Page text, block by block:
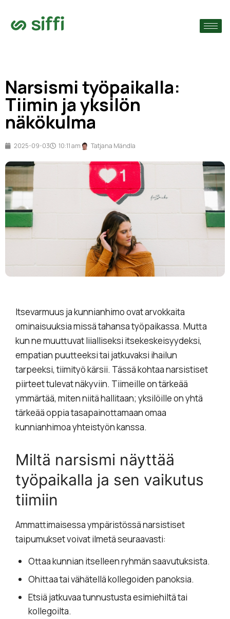
›
Narsismi työpaikalla:
Tiimin ja yksilön
näkökulma
2025-09-03 10:11 am Tatjana Mändla
Itsevarmuus ja kunnianhimo ovat arvokkaita
ominaisuuksia missä tahansa työpaikassa. Mutta
kun ne muuttuvat liialliseksi itsekeskeisyydeksi,
empatian puutteeksi tai jatkuvaksi ihailun
tarpeeksi, tiimityö kärsii. Tässä kohtaa narsistiset
piirteet tulevat näkyviin. Tiimeille on tärkeää
ymmärtää, miten niitä hallitaan; yksilöille on yhtä
tärkeää oppia tasapainottamaan omaa
kunnianhimoa yhteistyön kanssa.
Miltä narsismi näyttää
työpaikalla ja sen vaikutus
tiimiin
Ammattimaisessa ympäristössä narsistiset
taipumukset voivat ilmetä seuraavasti:
Ottaa kunnian itselleen ryhmän saavutuksista.
Ohittaa tai vähätellä kollegoiden panoksia.
Etsiä jatkuvaa tunnustusta esimiehiltä tai
kollegoilta.